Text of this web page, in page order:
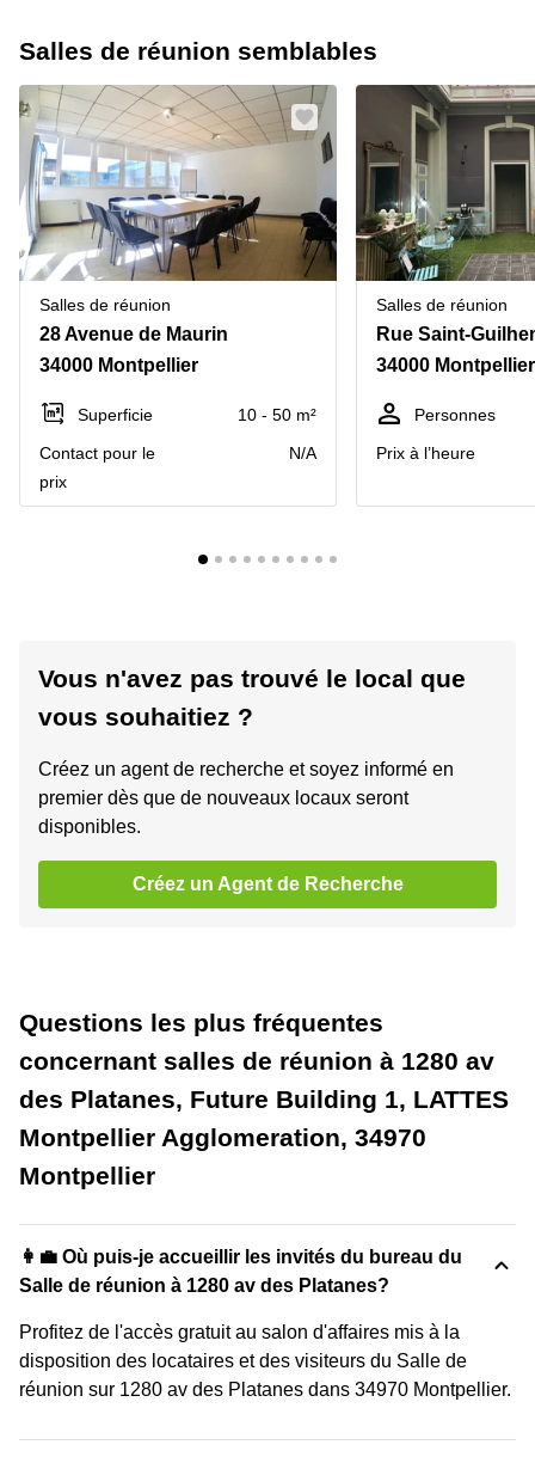
Salles de réunion semblables
Salles de réunion
28 Avenue de Maurin
34000 Montpellier
Superficie
10 - 50 m²
Contact pour le
prix
N/A
Salles de réunion
Rue Saint-
34000 Montpellier
Personnes
Prix à l’heure
Vous n'avez pas trouvé le local que
vous souhaitiez ?
Créez un agent de recherche et soyez informé en
premier dès que de nouveaux locaux seront
disponibles.
Créez un Agent de Recherche
Questions les plus fréquentes
concernant salles de réunion à 1280 av
des Platanes, Future Building 1, LATTES
Montpellier Agglomeration, 34970
Montpellier
👩‍💼 Où puis-je accueillir les invités du bureau du
Salle de réunion à 1280 av des Platanes?
Profitez de l'accès gratuit au salon d'affaires mis à la
disposition des locataires et des visiteurs du Salle de
réunion sur 1280 av des Platanes dans 34970 Montpellier.